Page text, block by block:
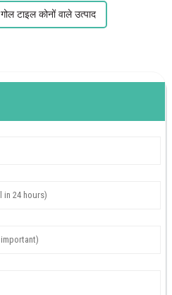
गोल टाइल कोनों वाले उत्पाद